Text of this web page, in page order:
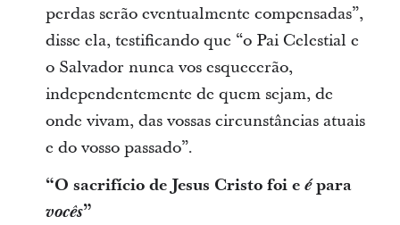
perdas serão eventualmente compensadas”,
disse ela, testificando que “o Pai Celestial e
o Salvador nunca vos esquecerão,
independentemente de quem sejam, de
onde vivam, das vossas circunstâncias atuais
e do vosso passado”.
“O sacrifício de Jesus Cristo foi e épara
vocês”